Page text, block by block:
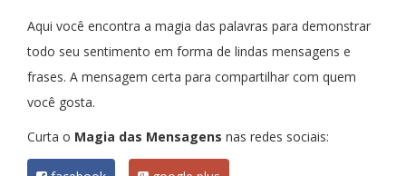
Aqui você encontra a magia das palavras para demonstrar
todo seu sentimento em forma de lindas mensagens e
frases. A mensagem certa para compartilhar com quem
você gosta.
Curta o Magia das Mensagens nas redes sociais: